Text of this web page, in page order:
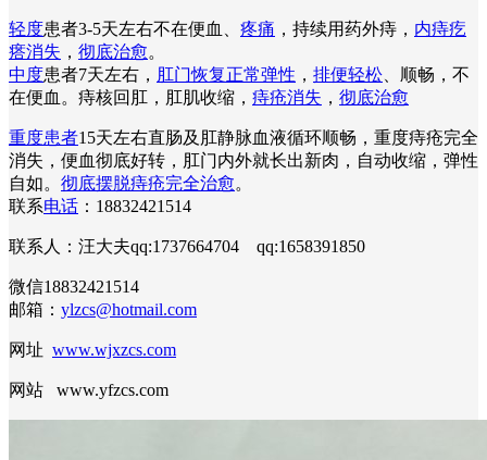
轻度患者3-5天左右不在便血、 疼痛 ，持续用药外痔， 内痔疙
瘩消失 ， 彻底治愈。
中度患者7天左右， 肛门恢复正常弹性 ， 排便轻松 、顺畅，不
在便血。痔核回肛，肛肌收缩， 痔疮消失 ， 彻底治愈
重度患者15天左右直肠及肛静脉血液循环顺畅，重度痔疮完全
消失，便血彻底好转，肛门内外就长出新肉，自动收缩，弹性
自如。 彻底摆脱痔疮完全治愈。
联系电话 ：18832421514
联系人：汪大夫qq:1737664704 qq:1658391850
微信18832421514
邮箱： ylzcs@hotmail.com
网址 www.wjxzcs.com
网站 www.yfzcs.com